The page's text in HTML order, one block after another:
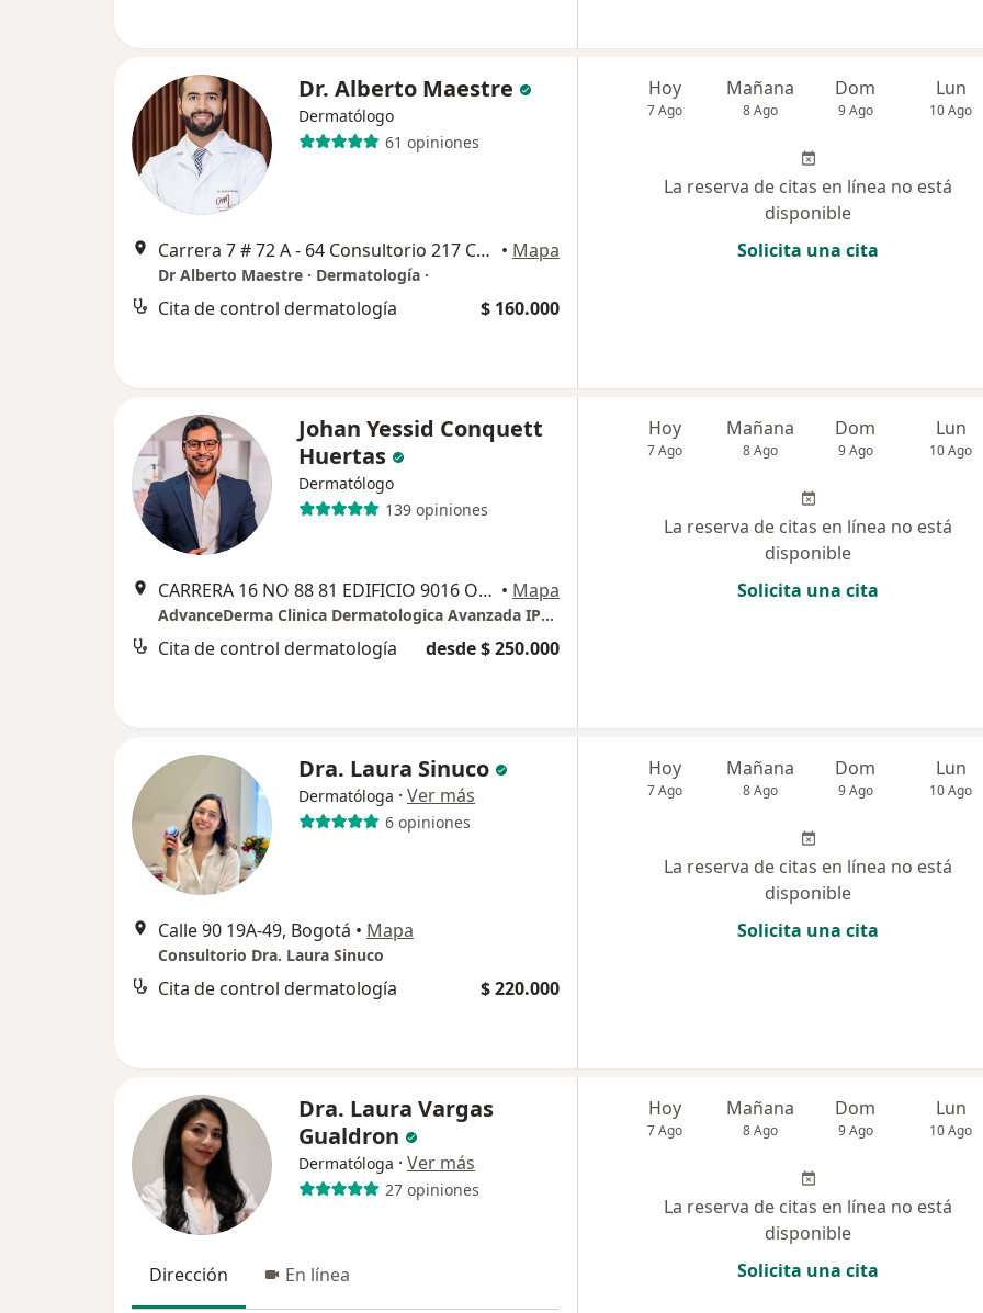
Dr. Alberto Maestre
Dermatólogo
61 opiniones
Carrera 7 # 72 A - 64 Consultorio 217 Centro Comercial El Castillo, Bogotá • Mapa
Dr Alberto Maestre · Dermatología ·
Cita de control dermatología $ 160.000
Hoy
7 Ago
Mañana
8 Ago
Dom
9 Ago
Lun
10 Ago
La reserva de citas en línea no está
disponible
Solicita una cita
Johan Yessid Conquett
Huertas
Dermatólogo
139 opiniones
CARRERA 16 NO 88 81 EDIFICIO 9016 OFICINA 708, Bogotá • Mapa
AdvanceDerma Clinica Dermatologica Avanzada IPS SAS
Cita de control dermatología desde $ 250.000
Hoy
7 Ago
Mañana
8 Ago
Dom
9 Ago
Lun
10 Ago
La reserva de citas en línea no está
disponible
Solicita una cita
Dra. Laura Sinuco
Dermatóloga · Ver más
6 opiniones
Calle 90 19A-49, Bogotá • Mapa
Consultorio Dra. Laura Sinuco
Cita de control dermatología $ 220.000
Hoy
7 Ago
Mañana
8 Ago
Dom
9 Ago
Lun
10 Ago
La reserva de citas en línea no está
disponible
Solicita una cita
Dra. Laura Vargas
Gualdron
Dermatóloga · Ver más
27 opiniones
Dirección En línea
Hoy
7 Ago
Mañana
8 Ago
Dom
9 Ago
Lun
10 Ago
La reserva de citas en línea no está
disponible
Solicita una cita